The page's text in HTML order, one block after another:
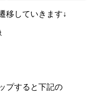
移していきます↓
プすると下記の